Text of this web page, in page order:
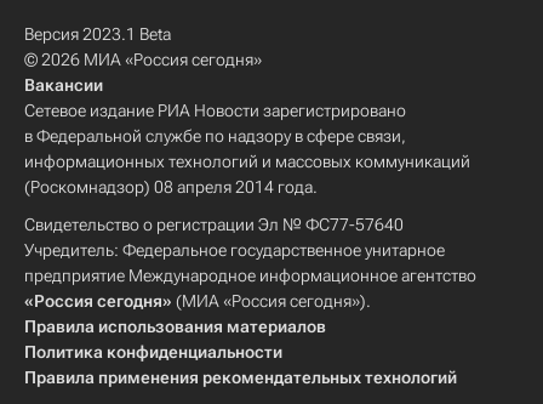
Версия 2023.1 Beta
© 2026 МИА «Россия сегодня»
Вакансии
Сетевое издание РИА Новости зарегистрировано
в Федеральной службе по надзору в сфере связи,
информационных технологий и массовых коммуникаций
(Роскомнадзор) 08 апреля 2014 года.
Свидетельство о регистрации Эл № ФС77-57640
Учредитель: Федеральное государственное унитарное
предприятие Международное информационное агентство
«Россия сегодня» (МИА «Россия сегодня»).
Правила использования материалов
Политика конфиденциальности
Правила применения рекомендательных технологий